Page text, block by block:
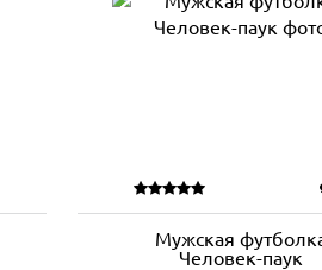
Мужская
Человек-паук